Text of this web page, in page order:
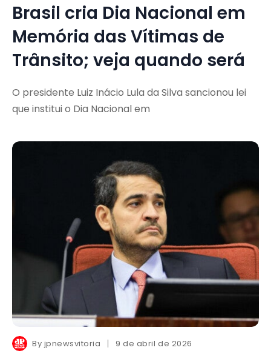
Brasil cria Dia Nacional em
Memória das Vítimas de
Trânsito; veja quando será
O presidente Luiz Inácio Lula da Silva sancionou lei
que institui o Dia Nacional em
By jpnewsvitoria 9 de abril de 2026